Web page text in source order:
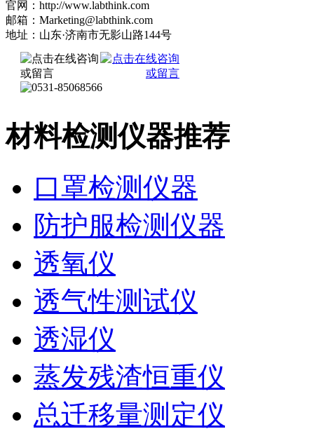
官网：http://www.labthink.com
邮箱：Marketing@labthink.com
地址：山东·济南市无影山路144号
材料检测仪器推荐
口罩检测仪器
防护服检测仪器
透氧仪
透气性测试仪
透湿仪
蒸发残渣恒重仪
总迁移量测定仪